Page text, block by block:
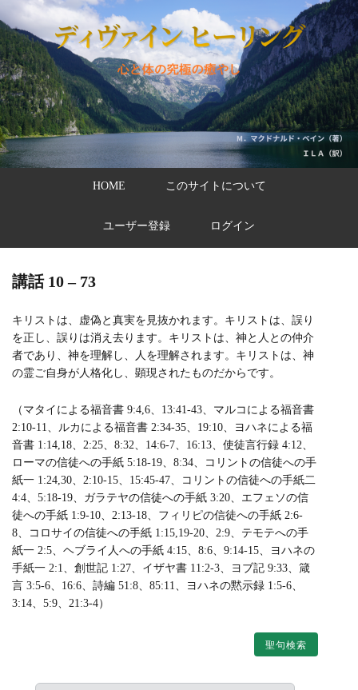
HOME このサイトについて
ユーザー登録 ログイン
講話 10 – 73
キリストは、虚偽と真実を見抜かれます。キリストは、誤り
を正し、誤りは消え去ります。キリストは、神と人との仲介
者であり、神を理解し、人を理解されます。キリストは、神
の霊ご自身が人格化し、顕現されたものだからです。
（マタイによる福音書 9:4,6、13:41-43、マルコによる福音書
2:10-11、ルカによる福音書 2:34-35、19:10、ヨハネによる福
音書 1:14,18、2:25、8:32、14:6-7、16:13、使徒言行録 4:12、
ローマの信徒への手紙 5:18-19、8:34、コリントの信徒への手
紙一 1:24,30、2:10-15、15:45-47、コリントの信徒への手紙二
4:4、5:18-19、ガラテヤの信徒への手紙 3:20、エフェソの信
徒への手紙 1:9-10、2:13-18、フィリピの信徒への手紙 2:6-
8、コロサイの信徒への手紙 1:15,19-20、2:9、テモテへの手
紙一 2:5、ヘブライ人への手紙 4:15、8:6、9:14-15、ヨハネの
手紙一 2:1、創世記 1:27、イザヤ書 11:2-3、ヨブ記 9:33、箴
言 3:5-6、16:6、詩編 51:8、85:11、ヨハネの黙示録 1:5-6、
3:14、5:9、21:3-4）
聖句検索